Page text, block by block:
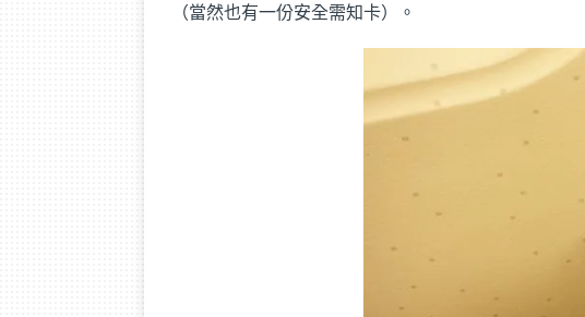
（當然也有一份安全需知卡）。